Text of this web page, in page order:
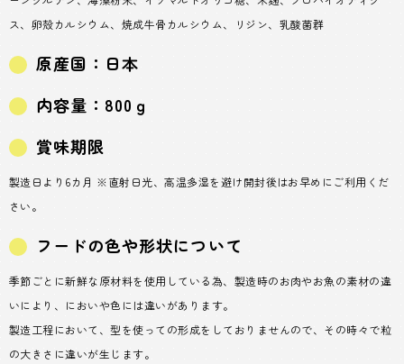
ス、卵殻カルシウム、焼成牛骨カルシウム、リジン、乳酸菌群
原産国：日本
内容量：800ｇ
賞味期限
製造日より6カ月 ※直射日光、高温多湿を避け開封後はお早めにご利用くだ
さい。
フードの色や形状について
季節ごとに新鮮な原材料を使用している為、製造時のお肉やお魚の素材の違
いにより、においや色には違いがあります。
製造工程において、型を使っての形成をしておりませんので、その時々で粒
の大きさに違いが生じます。